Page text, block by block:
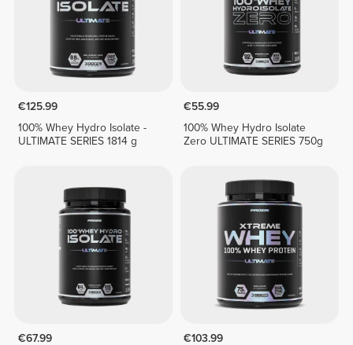
€125.99
100% Whey Hydro Isolate -
ULTIMATE SERIES 1814 g
€55.99
100% Whey Hydro Isolate
Zero ULTIMATE SERIES 750g
€67.99
€103.99